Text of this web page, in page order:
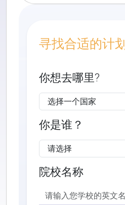
寻找合适的计划
你想去哪里?
你是谁？
院校名称